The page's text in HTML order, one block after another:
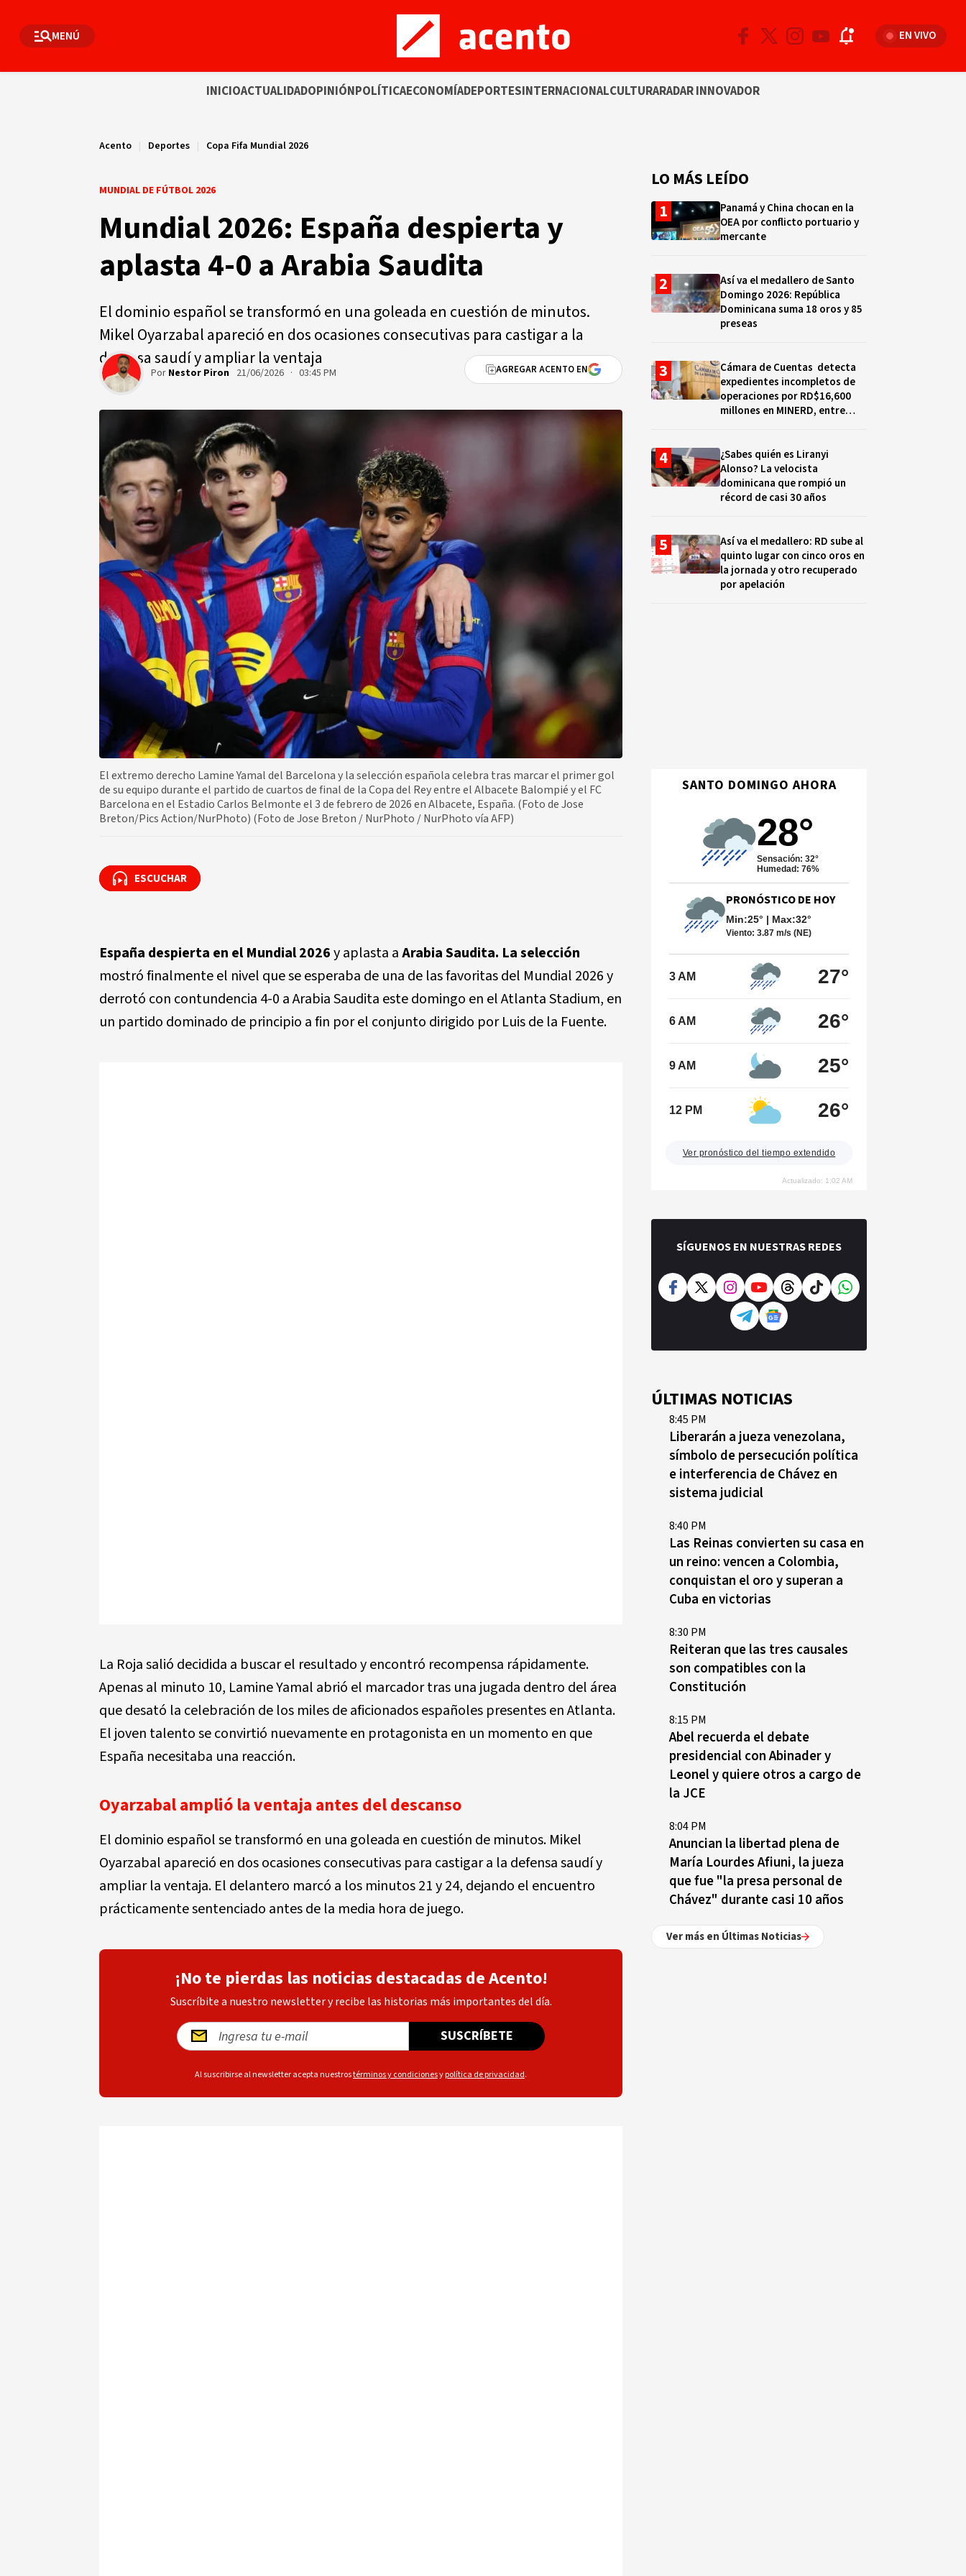
MENÚ EN VIVO
INICIOACTUALIDADOPINIÓNPOLÍTICAECONOMÍADEPORTESINTERNACIONALCULTURARADAR INNOVADOR
Acento | Deportes | Copa Fifa Mundial 2026
MUNDIAL DE FÚTBOL 2026
Mundial 2026: España despierta y
aplasta 4-0 a Arabia Saudita
El dominio español se transformó en una goleada en cuestión de minutos.
Mikel Oyarzabal apareció en dos ocasiones consecutivas para castigar a la
defensa saudí y ampliar la ventaja
Por Nestor Piron 21/06/2026 · 03:45 PM AGREGAR ACENTO EN
El extremo derecho Lamine Yamal del Barcelona y la selección española celebra tras marcar el primer gol
de su equipo durante el partido de cuartos de final de la Copa del Rey entre el Albacete Balompié y el FC
Barcelona en el Estadio Carlos Belmonte el 3 de febrero de 2026 en Albacete, España. (Foto de Jose
Breton/Pics Action/NurPhoto) (Foto de Jose Breton / NurPhoto / NurPhoto vía AFP)
ESCUCHAR
ESCUCHAR
España despierta en el Mundial 2026y aplasta aArabia Saudita. La selección
mostró finalmente el nivel que se esperaba de una de las favoritas del Mundial 2026 y
derrotó con contundencia 4-0 a Arabia Saudita este domingo en el Atlanta Stadium, en
un partido dominado de principio a fin por el conjunto dirigido por Luis de la Fuente.
La Roja salió decidida a buscar el resultado y encontró recompensa rápidamente.
Apenas al minuto 10, Lamine Yamal abrió el marcador tras una jugada dentro del área
que desató la celebración de los miles de aficionados españoles presentes en Atlanta.
El joven talento se convirtió nuevamente en protagonista en un momento en que
España necesitaba una reacción.
Oyarzabal amplió la ventaja antes del descanso
El dominio español se transformó en una goleada en cuestión de minutos. Mikel
Oyarzabal apareció en dos ocasiones consecutivas para castigar a la defensa saudí y
ampliar la ventaja. El delantero marcó a los minutos 21 y 24, dejando el encuentro
prácticamente sentenciado antes de la media hora de juego.
¡No te pierdas las noticias destacadas de Acento!
Suscríbite a nuestro newsletter y recibe las historias más importantes del día.
SUSCRÍBETE
Al suscribirse al newsletter acepta nuestrostérminos y condicionesypolítica de privacidad.
LO MÁS LEÍDO
Panamá y China chocan en la
OEA por conflicto portuario y
mercante
Así va el medallero de Santo
Domingo 2026: República
Dominicana suma 18 oros y 85
preseas
Cámara de Cuentas detecta
expedientes incompletos de
operaciones por RD$16,600
millones en MINERD, entre
¿Sabes quién es Liranyi
Alonso? La velocista
dominicana que rompió un
récord de casi 30 años
Así va el medallero: RD sube al
quinto lugar con cinco oros en
la jornada y otro recuperado
por apelación
SANTO DOMINGO AHORA
28°
Sensación: 32°
Humedad: 76%
PRONÓSTICO DE HOY
Min:25° | Max:32°
Viento: 3.87 m/s (NE)
3 AM 27°
6 AM 26°
9 AM 25°
12 PM 26°
Ver pronóstico del tiempo extendido
Actualizado: 1:02 AM
SÍGUENOS EN NUESTRAS REDES
ÚLTIMAS NOTICIAS
8:45 PM
Liberarán a jueza venezolana,
símbolo de persecución política
e interferencia de Chávez en
sistema judicial
8:40 PM
Las Reinas convierten su casa en
un reino: vencen a Colombia,
conquistan el oro y superan a
Cuba en victorias
8:30 PM
Reiteran que las tres causales
son compatibles con la
Constitución
8:15 PM
Abel recuerda el debate
presidencial con Abinader y
Leonel y quiere otros a cargo de
la JCE
8:04 PM
Anuncian la libertad plena de
María Lourdes Afiuni, la jueza
que fue "la presa personal de
Chávez" durante casi 10 años
Ver más en Últimas Noticias